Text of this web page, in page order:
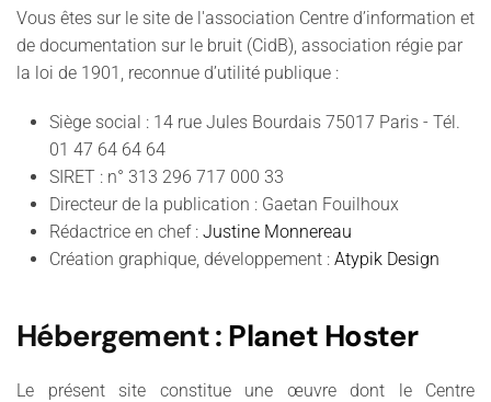
Vous êtes sur le site de l'association Centre d’information et
de documentation sur le bruit (CidB), association régie par
la loi de 1901, reconnue d’utilité publique :
Siège social : 14 rue Jules Bourdais 75017 Paris - Tél.
01 47 64 64 64
SIRET : n° 313 296 717 000 33
Directeur de la publication : Gaetan Fouilhoux
Rédactrice en chef : Justine Monnereau
Création graphique, développement : Atypik Design
Hébergement: Planet Hoster
Le présent site constitue une œuvre dont le Centre